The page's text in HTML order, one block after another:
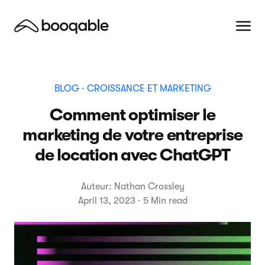
BLOG· CROISSANCE ET MARKETING
Comment optimiser le
marketing de votre entreprise
de location avec ChatGPT
Auteur: Nathan Crossley
April 13, 2023 · 5 Min read